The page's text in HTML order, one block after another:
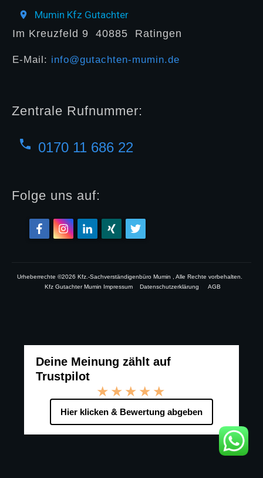
Mumin Kfz Gutachter
Im Kreuzfeld 9 40885 Ratingen
E-Mail: info@gutachten-mumin.de
Zentrale Rufnummer:
0170 11 686 22
Folge uns auf:
Urheberrechte ©2026 Kfz.-Sachverständigenbüro Mumin , Alle Rechte vorbehalten.
Kfz Gutachter Mumin Impressum
Datenschutzerklärung AGB
Deine Meinung zählt auf
Trustpilot
★★★★★
Hier klicken & Bewertung abgeben